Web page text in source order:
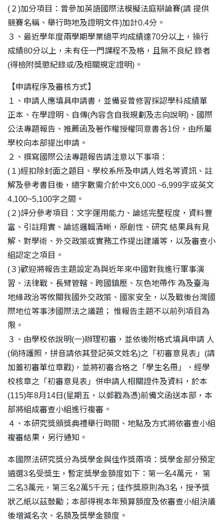
(２)加分項目：曾參加英語國際法模擬法庭辯論賽(請 提供
競賽名稱、舉行時地及證明文件)加計0.4分。
３、最近學年度兩學期學業總平均成績達70分以上，操行
成績80分以上，未有任一門課程不及格，且無不良紀 錄者
(得檢附獎懲紀錄或/及相關規定證明)。
【申請程序及審核方式】
１、申請人應填具申請書，並備妥曾修習採認學科成績單
正本、在學證明、自傳(內容含自我規劃及志向說明)、國際
公法專題報告、推薦函及著作權授權同意書各1份，由所屬
學校向本部提出申請。
２、撰寫國際公法專題報告請注意以下事項：
(１)經扣除封面之題目、學校系所及申請人姓名等資訊、註
解及參考書目後，總字數需介於中文6,000 ~6,999字或英文
4,100~5,100字之間。
(２)評分參考項目：文字運用能力、論述完整程度，資料豐
富、引註翔實、論述邏輯清晰，原創性、研究 結果具有見
解、對學術、外交政策或實務工作提出建議等，以及審查小
組認定之項目。
(３)歡迎將報告主題設定為與近年來中國對我進行軍事演
習、法律戰、長臂管轄、跨國鎮壓、灰色地帶作 為及臺海
地緣政治等攸關我國外交政策、國家安全，以及戰後台灣國
際地位等事涉國際法之議題； 惟報告主題不以前列項目為
限。
３、由學校依說明(一)辦理初審，並依後附格式填具申請 人
(倘持護照，拼音請依其登記英文姓名)之「初審意見表」(請
加蓋初審單位章戳)，並將初審合格之「學生名冊」、經學
校核章之「初審意見表」併申請人相關證件及資料，於本
(115)年8月14日(星期五，以郵戳為憑)前備文函送本部，本
部將組成審查小組進行複審。
４、本研究獎頒獎典禮舉行時間、地點及方式將依審查小組
複審結果，另行通知。
本國際法研究獎分為獎學金與佳作獎兩項：獎學金部分預定
遴選3名受獎生，暫定獎學金額度如下：第一名4萬元， 第
二名3萬元，第三名2萬5千元；佳作獎原則為3名，授予獎
狀乙紙以茲鼓勵；本部得視本年預算額度及依審查小組決議
後增減名次、名額及獎學金額度。